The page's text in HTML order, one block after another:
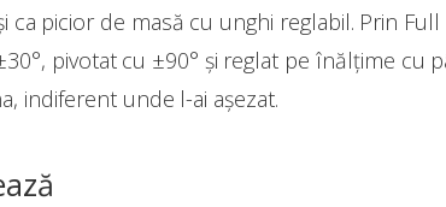
ca picior de masă cu unghi reglabil. Prin
pivotat cu ±90° și reglat pe înălțime cu
indiferent unde l-ai așezat.